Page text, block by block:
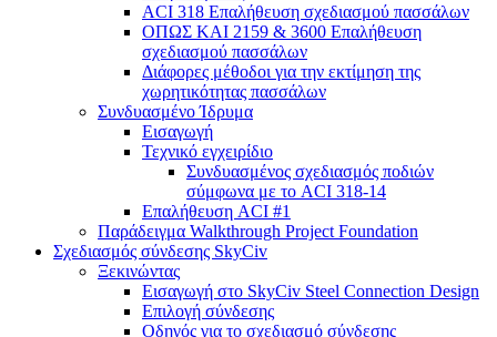
ACI 318 Επαλήθευση σχεδιασμού πασσάλων
ΟΠΩΣ ΚΑΙ 2159 & 3600 Επαλήθευση
σχεδιασμού πασσάλων
Διάφορες μέθοδοι για την εκτίμηση της
χωρητικότητας πασσάλων
Συνδυασμένο Ίδρυμα
Εισαγωγή
Τεχνικό εγχειρίδιο
Συνδυασμένος σχεδιασμός ποδιών
σύμφωνα με το ACI 318-14
Επαλήθευση ACI #1
Παράδειγμα Walkthrough Project Foundation
Σχεδιασμός σύνδεσης SkyCiv
Ξεκινώντας
Εισαγωγή στο SkyCiv Steel Connection Design
Επιλογή σύνδεσης
Οδηγός για το σχεδιασμό σύνδεσης